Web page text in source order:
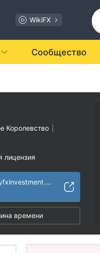
WikiFX
Сообщество
Королевство
лицензия
риски
http://www.cityfxinvestment.com/index.php
времени